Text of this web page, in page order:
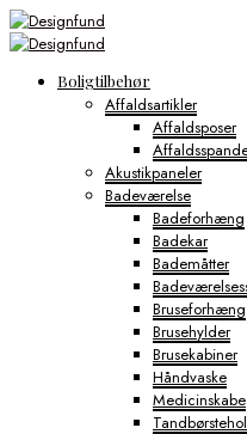
Boligtilbehør
Affaldsartikler
Affaldsposer
Akustikpaneler
Badeværelse
Badeforhæng
Badekar
Bademåtter
Bruseforhæng
Brusehylder
Brusekabiner
Håndvaske
Medicinskabe